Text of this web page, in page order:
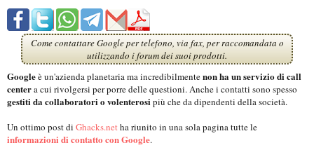
Come contattare Google per telefono, via fax, per raccomandata o
utilizzando i forum dei suoi prodotti.
Googleè un'azienda planetaria ma incredibilmentenon ha un servizio di call
centera cui rivolgersi per porre delle questioni. Anche i contatti sono spesso
gestiti da collaboratori o volenterosipiù che da dipendenti della società.
Un ottimo post di Ghacks.netha riunito in una sola pagina tutte le
informazioni di contatto con Google.